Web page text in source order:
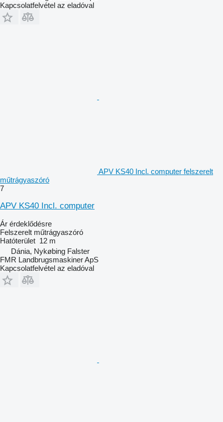
Kapcsolatfelvétel az eladóval
APV KS40 Incl. computer felszerelt
műtrágyaszóró
7
APV KS40 Incl. computer
Ár érdeklődésre
Felszerelt műtrágyaszóró
Hatóterület 12 m
Dánia, Nykøbing Falster
FMR Landbrugsmaskiner ApS
Kapcsolatfelvétel az eladóval